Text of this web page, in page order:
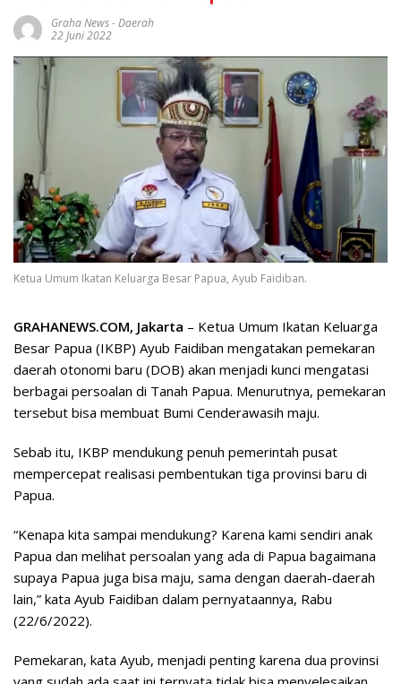
Graha News-Daerah
22 Juni 2022
Ketua Umum Ikatan Keluarga Besar Papua, Ayub Faidiban.
GRAHANEWS.COM, Jakarta – Ketua Umum Ikatan Keluarga
Besar Papua (IKBP) Ayub Faidiban mengatakan pemekaran
daerah otonomi baru (DOB) akan menjadi kunci mengatasi
berbagai persoalan di Tanah Papua. Menurutnya, pemekaran
tersebut bisa membuat Bumi Cenderawasih maju.
Sebab itu, IKBP mendukung penuh pemerintah pusat
mempercepat realisasi pembentukan tiga provinsi baru di
Papua.
“Kenapa kita sampai mendukung? Karena kami sendiri anak
Papua dan melihat persoalan yang ada di Papua bagaimana
supaya Papua juga bisa maju, sama dengan daerah-daerah
lain,” kata Ayub Faidiban dalam pernyataannya, Rabu
(22/6/2022).
Pemekaran, kata Ayub, menjadi penting karena dua provinsi